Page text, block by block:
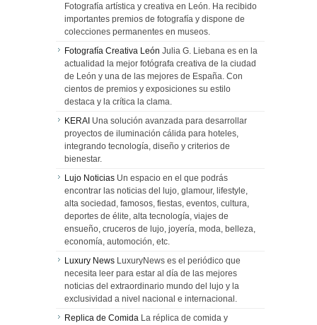
Fotografía artística y creativa en León. Ha recibido
importantes premios de fotografía y dispone de
colecciones permanentes en museos.
Fotografía Creativa León Julia G. Liebana es en la
actualidad la mejor fotógrafa creativa de la ciudad
de León y una de las mejores de España. Con
cientos de premios y exposiciones su estilo
destaca y la crítica la clama.
KERAI Una solución avanzada para desarrollar
proyectos de iluminación cálida para hoteles,
integrando tecnología, diseño y criterios de
bienestar.
Lujo Noticias Un espacio en el que podrás
encontrar las noticias del lujo, glamour, lifestyle,
alta sociedad, famosos, fiestas, eventos, cultura,
deportes de élite, alta tecnología, viajes de
ensueño, cruceros de lujo, joyería, moda, belleza,
economía, automoción, etc.
Luxury News LuxuryNews es el periódico que
necesita leer para estar al día de las mejores
noticias del extraordinario mundo del lujo y la
exclusividad a nivel nacional e internacional.
Replica de Comida La réplica de comida y